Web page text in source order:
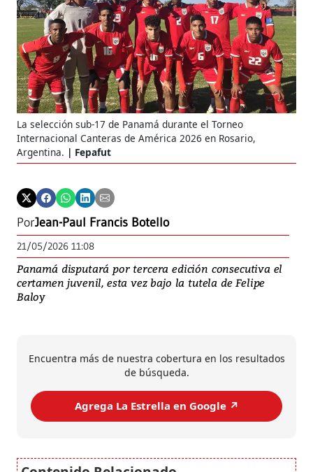
La selección sub-17 de Panamá durante el Torneo
Internacional Canteras de América 2026 en Rosario,
Argentina.
Fepafut
PorJean-Paul Francis Botello
21/05/2026 11:08
Panamá disputará por tercera edición consecutiva el
certamen juvenil, esta vez bajo la tutela de Felipe
Baloy
Encuentra más de nuestra cobertura en los resultados
de búsqueda.
Agrega La Estrella en Google ↗️